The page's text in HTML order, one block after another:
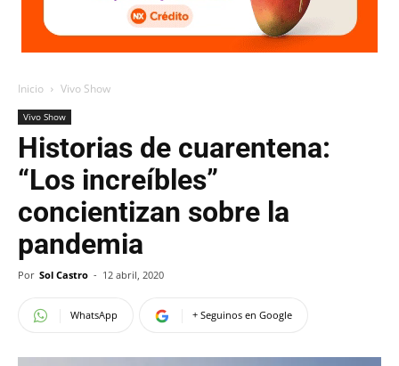
Inicio Vivo Show
Vivo Show
Historias de cuarentena:
“Los increíbles”
concientizan sobre la
pandemia
Por Sol Castro - 12 abril, 2020
WhatsApp + Seguinos en Google